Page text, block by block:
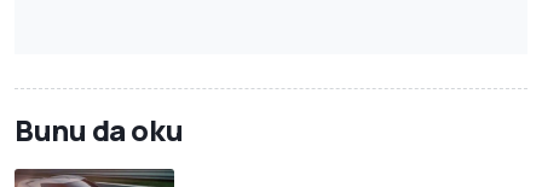
Bunu da oku